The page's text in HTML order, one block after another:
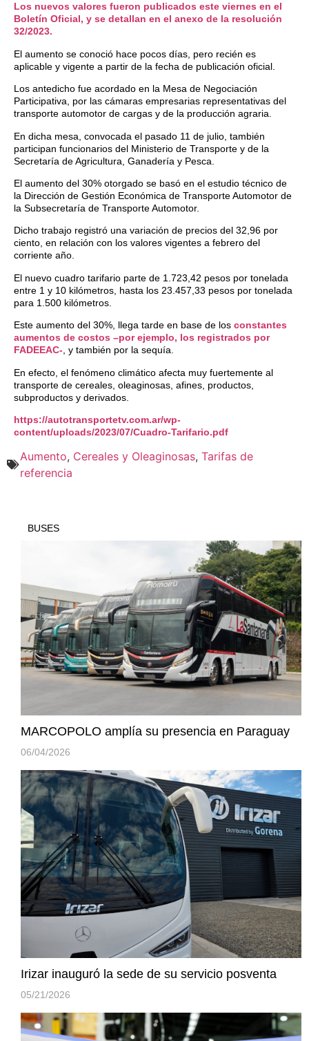
Los nuevos valores fueron publicados este viernes en el
Boletín Oficial, y se detallan en el anexo de la resolución
32/2023.
El aumento se conoció hace pocos días, pero recién es
aplicable y vigente a partir de la fecha de publicación oficial.
Los antedicho fue acordado en la Mesa de Negociación
Participativa, por las cámaras empresarias representativas del
transporte automotor de cargas y de la producción agraria.
En dicha mesa, convocada el pasado 11 de julio, también
participan funcionarios del Ministerio de Transporte y de la
Secretaría de Agricultura, Ganadería y Pesca.
El aumento del 30% otorgado se basó en el estudio técnico de
la Dirección de Gestión Económica de Transporte Automotor de
la Subsecretaría de Transporte Automotor.
Dicho trabajo registró una variación de precios del 32,96 por
ciento, en relación con los valores vigentes a febrero del
corriente año.
El nuevo cuadro tarifario parte de 1.723,42 pesos por tonelada
entre 1 y 10 kilómetros, hasta los 23.457,33 pesos por tonelada
para 1.500 kilómetros.
Este aumento del 30%, llega tarde en base de los constantes
aumentos de costos –por ejemplo, los registrados por
FADEEAC- , y también por la sequía.
En efecto, el fenómeno climático afecta muy fuertemente al
transporte de cereales, oleaginosas, afines, productos,
subproductos y derivados.
https://autotransportetv.com.ar/wp-
content/uploads/2023/07/Cuadro-Tarifario.pdf
Aumento, Cereales y Oleaginosas, Tarifas de
referencia
BUSES
MARCOPOLO amplía su presencia en Paraguay
06/04/2026
Irizar inauguró la sede de su servicio posventa
05/21/2026